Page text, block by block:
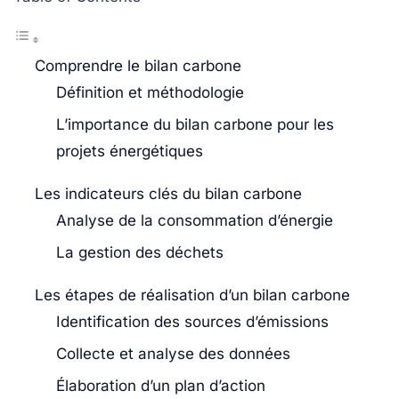
Comprendre le bilan carbone
Définition et méthodologie
L’importance du bilan carbone pour les
projets énergétiques
Les indicateurs clés du bilan carbone
Analyse de la consommation d’énergie
La gestion des déchets
Les étapes de réalisation d’un bilan carbone
Identification des sources d’émissions
Collecte et analyse des données
Élaboration d’un plan d’action